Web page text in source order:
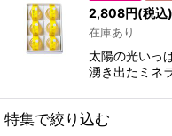
2,808円(税込)
在庫あり
太陽の光いっ
湧き出たミネ
特集で絞り込む